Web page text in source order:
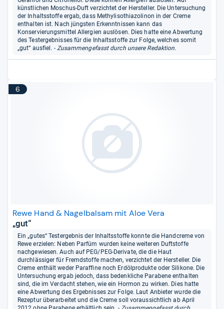
künstlichen Moschus-Duft verzichtet der Hersteller. Die Untersuchung
der Inhaltsstoffe ergab, dass Methylisothiazolinon in der Creme
enthalten ist. Nach jüngsten Erkenntnissen kann das
Konservierungsmittel Allergien auslösen. Dies hatte eine Abwertung
des Testergebnisses für die Inhaltsstoffe zur Folge, welches somit
„gut“ ausfiel. - Zusammengefasst durch unsere Redaktion.
6
Rewe Hand & Nagelbalsam mit Aloe Vera
„gut“
Ein „gutes“ Testergebnis der Inhaltsstoffe konnte die Handcreme von
Rewe erzielen: Neben Parfüm wurden keine weiteren Duftstoffe
nachgewiesen. Auch auf PEG/PEG-Derivate, die die Haut
durchlässiger für Fremdstoffe machen, verzichtet der Hersteller. Die
Creme enthält weder Paraffine noch Erdölprodukte oder Silikone. Die
Untersuchung ergab jedoch, dass bedenkliche Parabene enthalten
sind, die im Verdacht stehen, wie ein Hormon zu wirken. Dies hatte
eine Abwertung des Ergebnisses zur Folge. Laut Anbieter wurde die
Rezeptur überarbeitet und die Creme soll voraussichtlich ab April